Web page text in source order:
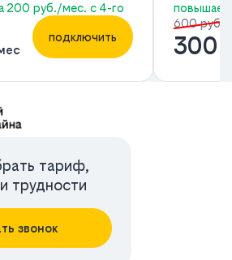
200 руб./мес. с 4-го
подключить
600 руб/
300
тариф,
трудности
звонок